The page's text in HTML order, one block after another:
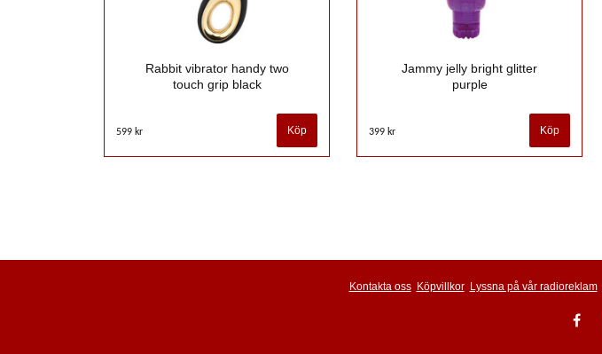
Rabbit vibrator handy two
touch grip black
599 kr
Jammy jelly bright glitter
purple
399 kr
Kontakta oss Köpvillkor Lyssna på vår radioreklam